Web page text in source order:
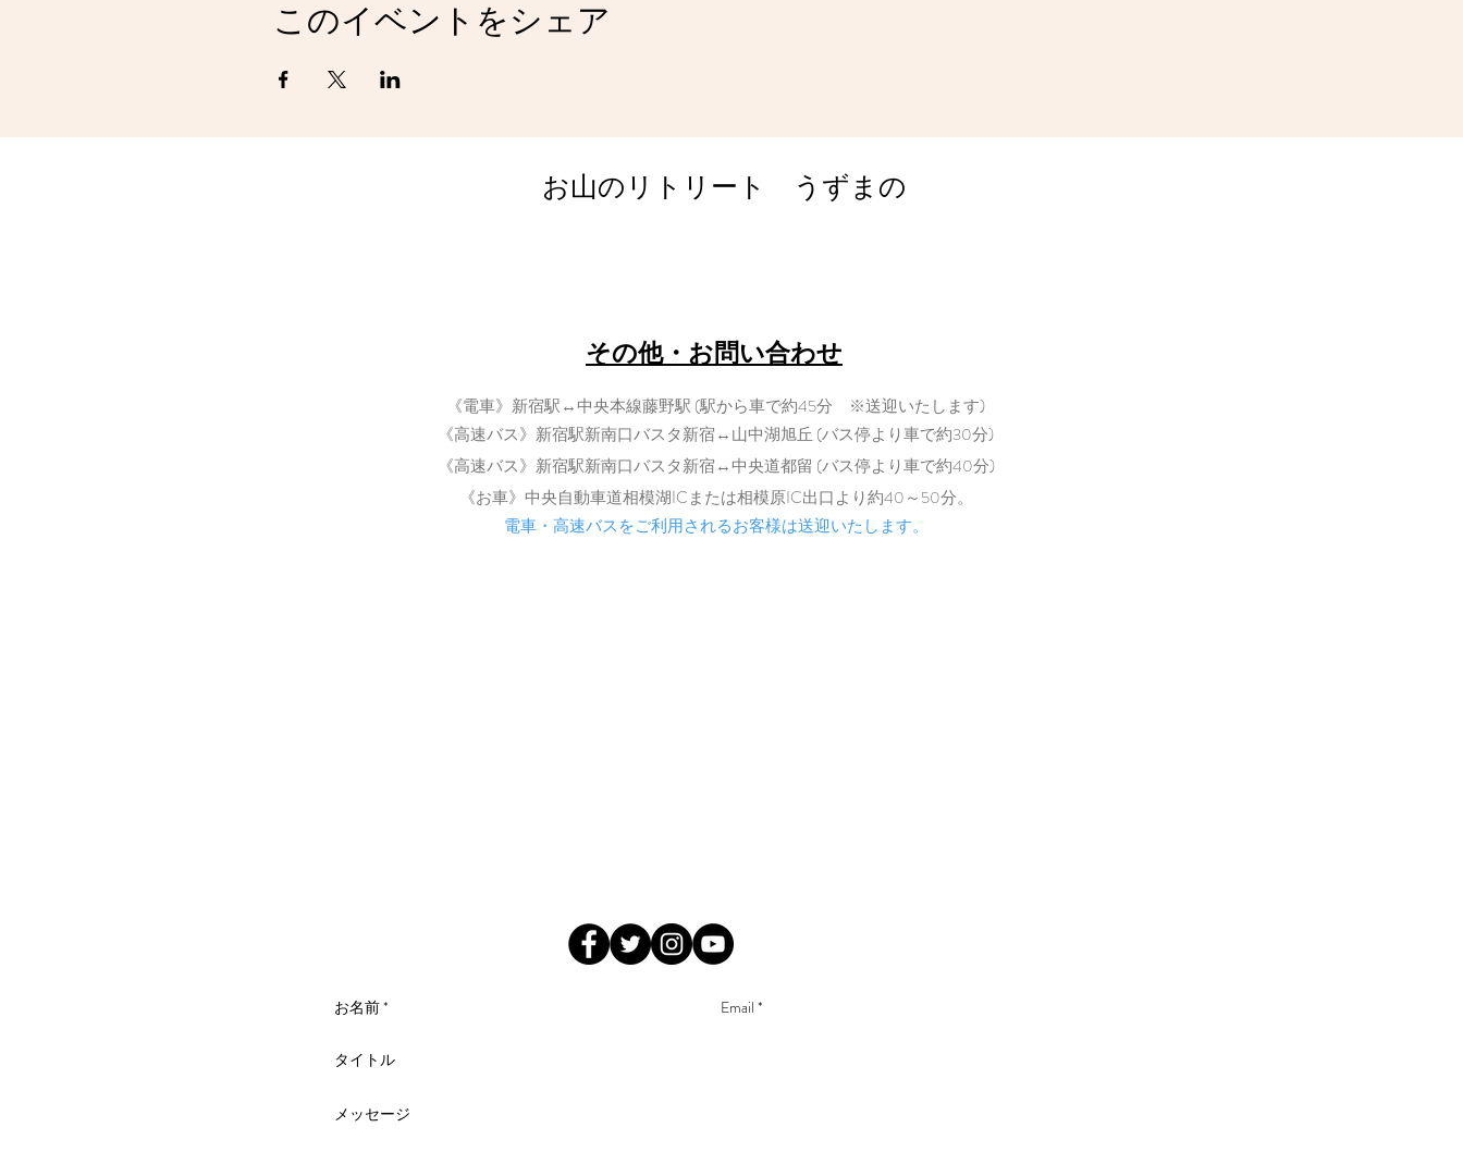
このイベントをシェア
​お山のリトリート うずまの
​その他・お問い合わせ
《電車》新宿駅↔中央本線藤野駅 (駅から車で約45分 ※送迎いたします)
《高速バス》新宿駅新南口バスタ新宿↔山中湖旭丘 (バス停より車で約30分)
《高速バス》新宿駅新南口バスタ新宿↔中央道都留 (バス停より車で約40分)
《お車》中央自動車道相模湖ICまたは相模原IC出口より約40～50分。
電車・高速バスをご利用されるお客様は送迎いたします。